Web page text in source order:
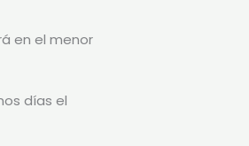
en el menor
días el